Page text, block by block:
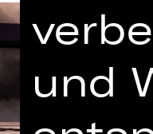
und